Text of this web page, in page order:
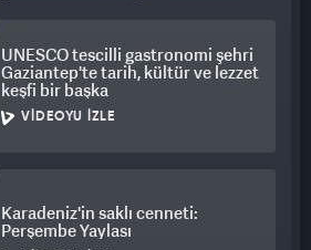
UNESCO tescilli gastronomi şehri
Gaziantep'te tarih, kültür ve lezzet
keşfi bir başka
VIDEOYU İZLE
Karadeniz'in saklı cenneti:
Perşembe Yaylası